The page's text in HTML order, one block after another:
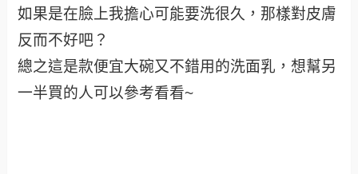
如果是在臉上我擔心可能要洗很久，那樣對皮膚
反而不好吧？
總之這是款便宜大碗又不錯用的洗面乳，想幫另
一半買的人可以參考看看~